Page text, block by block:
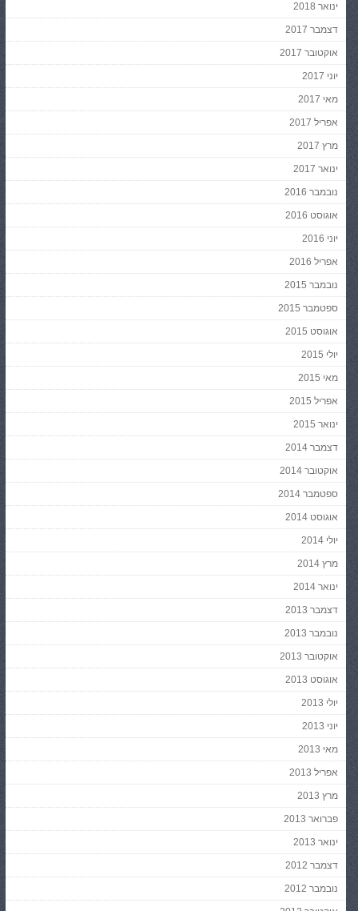
ינואר 2018
דצמבר 2017
אוקטובר 2017
יוני 2017
מאי 2017
אפריל 2017
מרץ 2017
ינואר 2017
נובמבר 2016
אוגוסט 2016
יוני 2016
אפריל 2016
נובמבר 2015
ספטמבר 2015
אוגוסט 2015
יולי 2015
מאי 2015
אפריל 2015
ינואר 2015
דצמבר 2014
אוקטובר 2014
ספטמבר 2014
אוגוסט 2014
יולי 2014
מרץ 2014
ינואר 2014
דצמבר 2013
נובמבר 2013
אוקטובר 2013
אוגוסט 2013
יולי 2013
יוני 2013
מאי 2013
אפריל 2013
מרץ 2013
פברואר 2013
ינואר 2013
דצמבר 2012
נובמבר 2012